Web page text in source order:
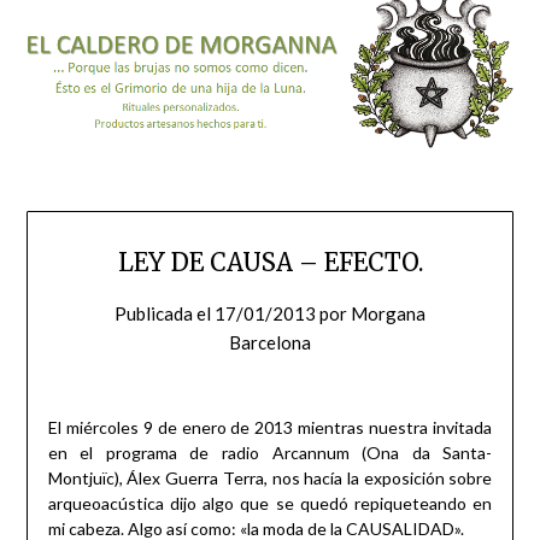
LEY DE CAUSA – EFECTO.
Publicada el 17/01/2013 por Morgana
Barcelona
El miércoles 9 de enero de 2013 mientras nuestra invitada
en el programa de radio Arcannum (Ona da Santa-
Montjuïc), Álex Guerra Terra, nos hacía la exposición sobre
arqueoacústica dijo algo que se quedó repiqueteando en
mi cabeza. Algo así como: «la moda de la CAUSALIDAD».